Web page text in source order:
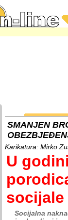
SMANJEN
Karikatura: Mirko
U
socijale
Socijalna